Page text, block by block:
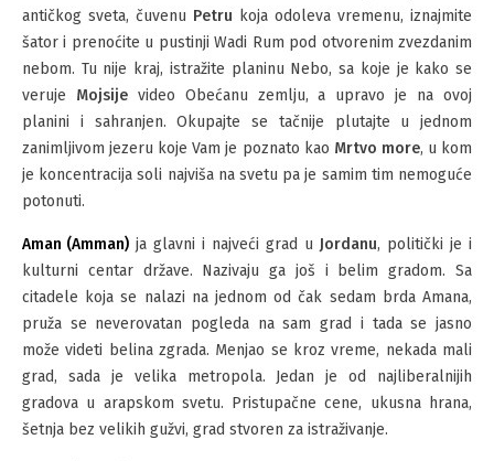
antičkog sveta, čuvenu Petru koja odoleva vremenu, iznajmite
šator i prenoćite u pustinji Wadi Rum pod otvorenim zvezdanim
nebom. Tu nije kraj, istražite planinu Nebo, sa koje je kako se
veruje Mojsijevideo Obećanu zemlju, a upravo je na ovoj
planini i sahranjen. Okupajte se tačnije plutajte u jednom
zanimljivom jezeru koje Vam je poznato kao Mrtvo more, u kom
je koncentracija soli najviša na svetu pa je samim tim nemoguće
potonuti.
Aman (Amman) ja glavni i najveći grad u Jordanu, politički je i
kulturni centar države. Nazivaju ga još i belim gradom. Sa
citadele koja se nalazi na jednom od čak sedam brda Amana,
pruža se neverovatan pogleda na sam grad i tada se jasno
može videti belina zgrada. Menjao se kroz vreme, nekada mali
grad, sada je velika metropola. Jedan je od najliberalnijih
gradova u arapskom svetu. Pristupačne cene, ukusna hrana,
šetnja bez velikih gužvi, grad stvoren za istraživanje.